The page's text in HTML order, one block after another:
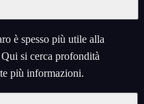
è spesso più utile alla
si cerca profondità
più informazioni.